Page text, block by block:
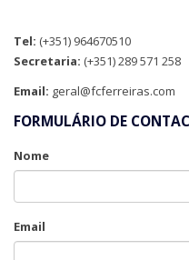
Tel: (+351) 964670510
Secretaria: (+351) 289 571 258
Email: geral@fcferreiras.com
FORMULÁRIO DE
Nome
Email